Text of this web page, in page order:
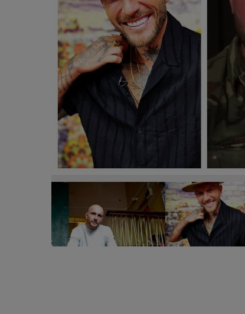
„Este o femeie minunată!” Cătălin Bordea
misterioasa femeie